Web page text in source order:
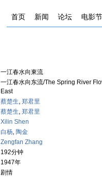
首页 新闻 论坛 电影节
一江春水向東流
一江春水向东流/The Spring River
East
蔡楚生, 郑君里
蔡楚生, 郑君里
Xilin Shen
白杨, 陶金
Zengfan Zhang
192分钟
1947年
剧情